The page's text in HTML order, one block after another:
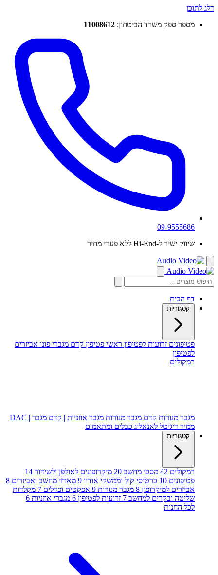
דלג לתוכן
מספר ספק משרד הביטחון: 11008612
09-9555686
שיווק ישיר ל-Hi-End ללא פערי מחיר
דף הבית
קטגוריות
פטיפונים זרועות לפטיפון ראשי פטיפון קדם מגברי פונו אביזרים
לפטיפון
רמקולים
מגבר מנורות קדם מגבר מנורות מגבר אוזניות | קדם מגבר | DAC
ממיר דיגיטל לאנאלוג כבלים ומתאמים
קטגוריות
רמקולים 42 מסכי מחשב 20 מיקרופונים לאולפן ולשידור 14
פטיפונים 10 כרטיסי קול וממשקי אודיו 9 מארזי מחשב ואביזרים 8
אביזרים למיקרופון 8 מגבר מנורות 9 אפקטים ופדלים 7 מקלדות
שליטה ובקרים למחשב 7 זרועות לפטיפון 6 מגברי אוזניות 6
לכל החנות